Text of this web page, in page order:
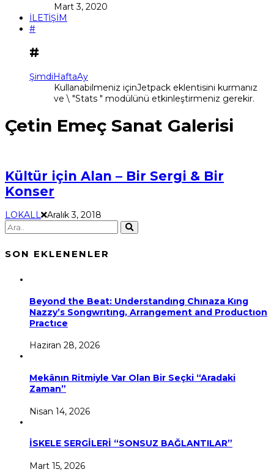
Mart 3, 2020
İLETİŞİM
#
#
ŞimdiHaftaAy
Kullanabilmeniz içinJetpack eklentisini kurmanız
ve \ "Stats " modülünü etkinleştirmeniz gerekir.
Çetin Emeç Sanat Galerisi
Kültür için Alan – Bir Sergi & Bir
Konser
LOKALL Aralık 3, 2018
SON EKLENENLER
Beyond the Beat: Understandıng Chınaza Kıng
Nazzy’s Songwrıtıng, Arrangement and Productıon
Practıce
Haziran 28, 2026
Mekânın Ritmiyle Var Olan Bir Seçki “Aradaki
Zaman”
Nisan 14, 2026
İSKELE SERGİLERİ “SONSUZ BAĞLANTILAR”
Mart 15, 2026